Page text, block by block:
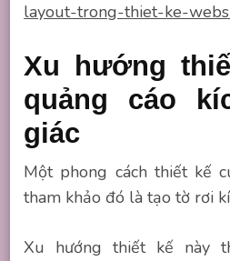
layout-trong-thiet-ke-
Xu hướng
quảng cáo
giác
Một phong cách thiết kế
tham khảo đó là tạo tờ rơi
Xu hướng thiết kế này